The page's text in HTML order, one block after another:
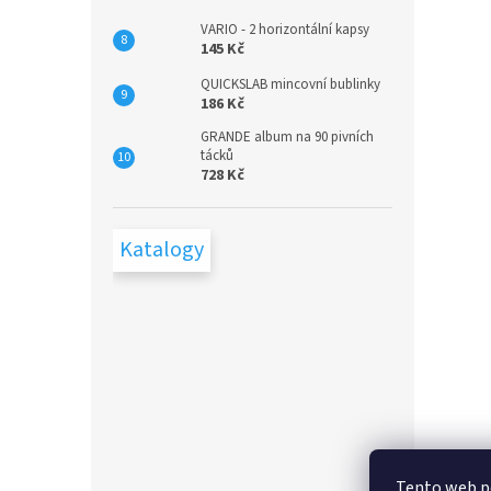
VARIO - 2 horizontální kapsy
145 Kč
QUICKSLAB mincovní bublinky
186 Kč
GRANDE album na 90 pivních
tácků
728 Kč
Katalogy